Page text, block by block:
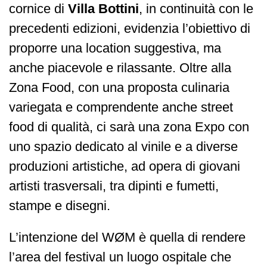
cornice di Villa Bottini, in continuità con le
precedenti edizioni, evidenzia l’obiettivo di
proporre una location suggestiva, ma
anche piacevole e rilassante. Oltre alla
Zona Food, con una proposta culinaria
variegata e comprendente anche street
food di qualità, ci sarà una zona Expo con
uno spazio dedicato al vinile e a diverse
produzioni artistiche, ad opera di giovani
artisti trasversali, tra dipinti e fumetti,
stampe e disegni.
L’intenzione del WØM è quella di rendere
l’area del festival un luogo ospitale che